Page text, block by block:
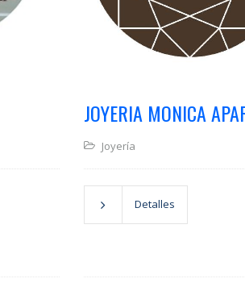
JOYERIA MONICA
Joyería
Detalles